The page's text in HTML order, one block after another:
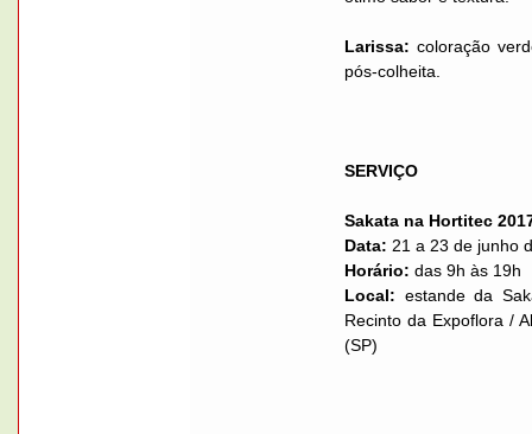
Larissa: coloração
pós-colheita.
SERVIÇO
Sakata na Hortitec
Data: 21 a 23 de junho
Horário: das 9h às 19h
Local: estande da
Recinto da Expoflora /
(SP)